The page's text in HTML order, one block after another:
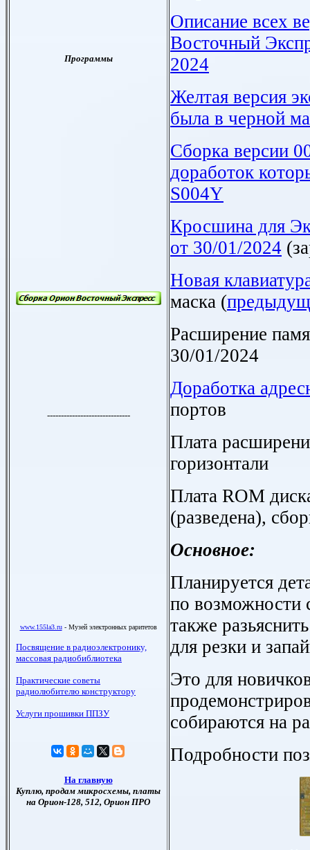
Описание всех
Восточный
2024
Желтая версия
была в черной
Сборка версии
доработок
S004Y
Кросшина для
от 30/01/2024
Новая
маска (
Расширение
30/01/2024
Доработка
портов
Плата
горизонтали
Плата ROM
(разведена),
Основное:
Планируется
по возможности
также
для резки и
Это для
собираются на
Подробности